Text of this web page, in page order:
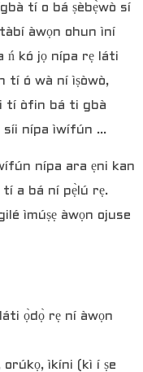
tí o bá ṣèbẹ̀wò sí
àwọn ohun ìní
kó jọ nípa rẹ láti
tí ó wà ní ìṣòwò,
tí òfin bá ti gbà
síi nípa ìwífún ...
nípa ara ẹni kan
a bá ní pẹ̀lú rẹ.
ìmúṣẹ àwọn ojuse
ọ̀dọ̀ rẹ ní àwọn
orúkọ, ìkíni (kì í ṣe